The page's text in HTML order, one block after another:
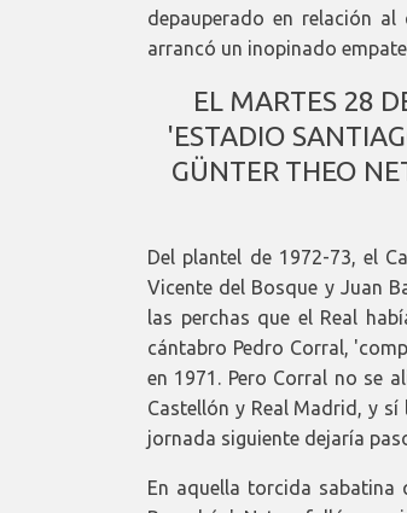
depauperado en relación
arrancó un inopinado
EL MARTES 28
'ESTADIO
GÜNTER THEO
Del plantel de 1972-73, el
Vicente del Bosque y Juan
las perchas que el Real
cántabro Pedro Corral,
en 1971. Pero Corral no se
Castellón y Real Madrid, y
jornada siguiente dejaría
En aquella torcida sabatina